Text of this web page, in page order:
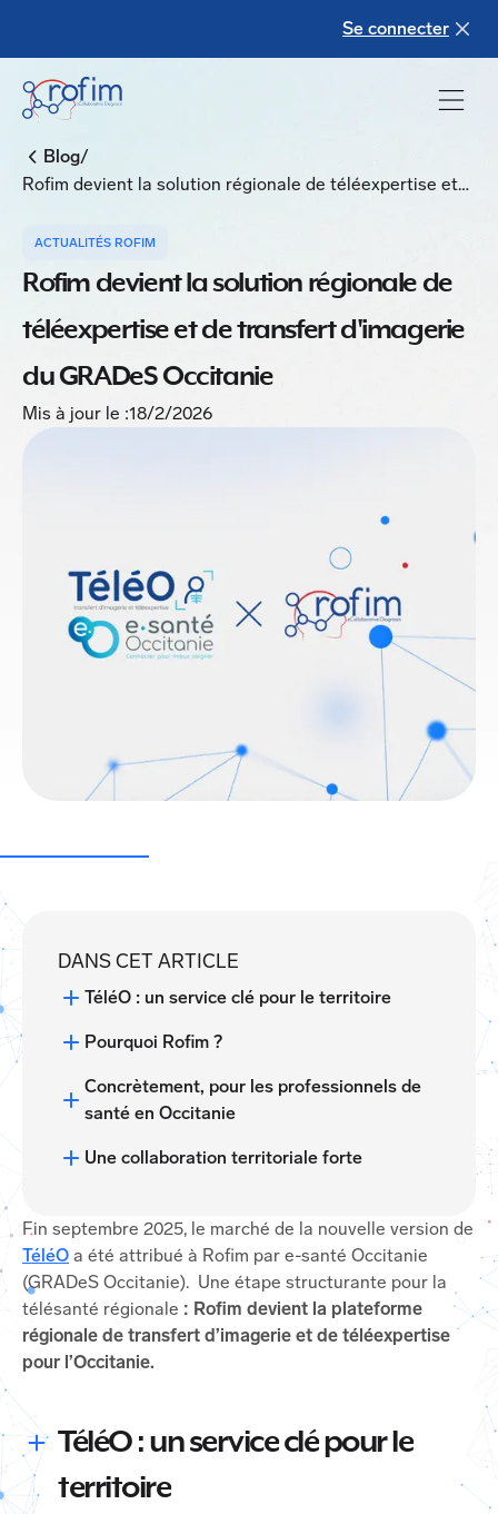
Se connecter
Blog/
Rofim devient la solution régionale de téléexpertise et
ACTUALITÉS ROFIM
Rofim devient la solution régionale de
téléexpertise et de transfert d'imagerie
du GRADeS Occitanie
Mis à jour le :18/2/2026
DANS CET ARTICLE
TéléO : un service clé pour le territoire
Pourquoi Rofim ?
Concrètement, pour les professionnels de
santé en Occitanie
Une collaboration territoriale forte
Fin septembre 2025, le marché de la nouvelle version de
TéléO a été attribué à Rofim par e-santé Occitanie
(GRADeS Occitanie). Une étape structurante pour la
télésanté régionale : Rofim devient la plateforme
régionale de transfert d’imagerie et de téléexpertise
pour l’Occitanie.
TéléO : un service clé pour le
territoire